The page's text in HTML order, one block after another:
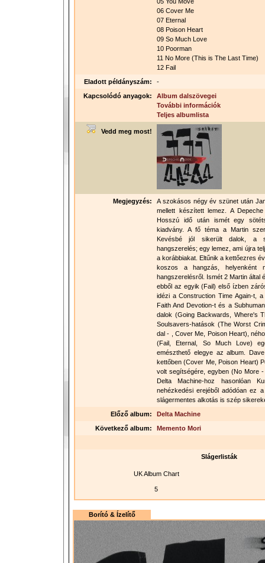
06 Cover Me
07 Eternal
08 Poison Heart
09 So Much Love
10 Poorman
11 No More (This is The Last Time)
12 Fail
Eladott példányszám:
-
Kapcsolódó anyagok:
Album dalszövegei
További információk
Teljes albumlista
Vedd meg most!
Megjegyzés:
A szokásos négy év szünet után
mellett készített lemez. A
Hosszú idő után ismét egy
kiadvány. A fő téma a Martin
Kevésbé jól sikerült dalok, a
hangszerelés; egy lemez, ami újra
a korábbiakat. Eltűnik a kettőezres
koszos a hangzás, helyenként
hangszerelésről. Ismét 2 Martin által
ebből az egyik (Fail) első ízben
idézi a Construction Time Again-t,
Faith And Devotion-t és a
dalok (Going Backwards, Where's
Soulsavers-hatások (The Worst
dal - , Cover Me, Poison Heart),
(Fail, Eternal, So Much Love)
emészthető elegye az album.
kettőben (Cover Me, Poison Heart)
volt segítségére, egyben (No More
Delta Machine-hoz hasonlóan
nehézkedési erejéből adódóan ez
slágermentes alkotás is szép
Előző album:
Delta Machine
Következő album:
Memento Mori
Slágerlisták
UK Album Chart
5
Borító & Ízelítő